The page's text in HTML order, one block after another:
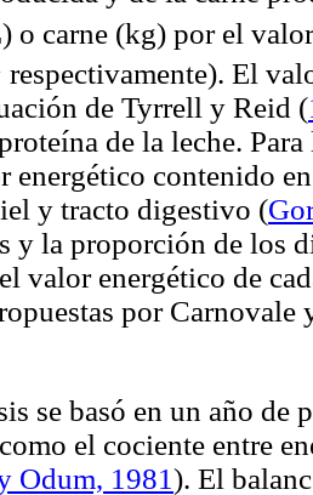
o carne (kg) por el
respectivamente). El
de Tyrrell y Reid (
de la leche.
energético contenido
y tracto digestivo (
y la proporción de los
valor energético de
por Carnovale
se basó en un año de
el cociente entre
Odum, 1981). El